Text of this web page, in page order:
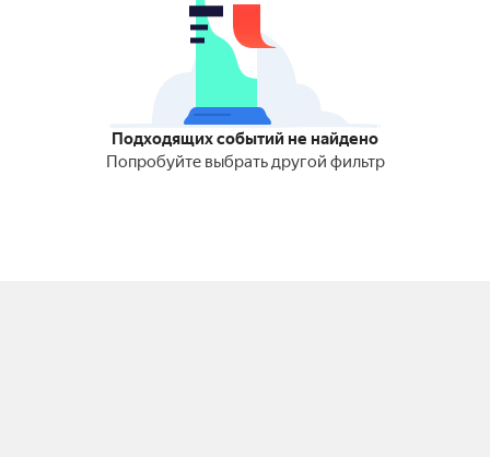
Подходящих событий не найдено
Попробуйте выбрать другой фильтр